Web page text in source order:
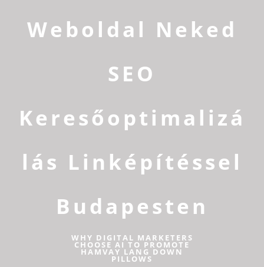
Weboldal Neked
SEO
Keresőoptimalizá
lás Linképítéssel
Budapesten
WHY DIGITAL MARKETERS
CHOOSE AI TO PROMOTE
HAMVAY LANG DOWN
PILLOWS